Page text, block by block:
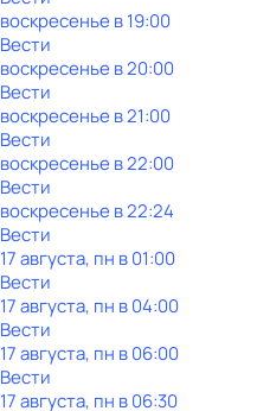
воскресенье в19:00
Вести
воскресенье в20:00
Вести
воскресенье в21:00
Вести
воскресенье в22:00
Вести
воскресенье в22:24
Вести
17 августа, пн в 01:00
Вести
17 августа, пн в 04:00
Вести
17 августа, пн в 06:00
Вести
17 августа, пн в 06:30